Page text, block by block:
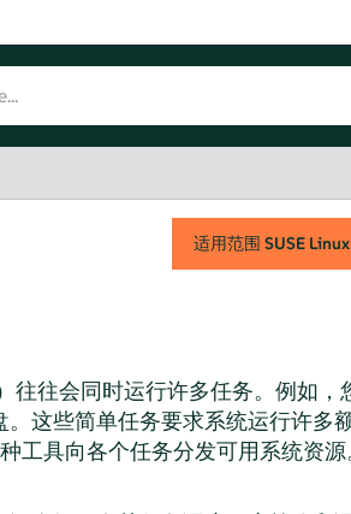
适用范围 SUSE
往往会同时运行许多任务。例如，
这些简单任务要求系统运行许多
工具向各个任务分发可用系统资